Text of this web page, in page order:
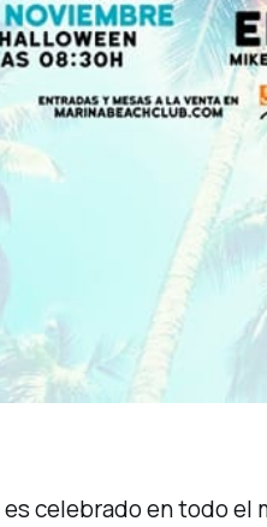
es celebrado en todo el